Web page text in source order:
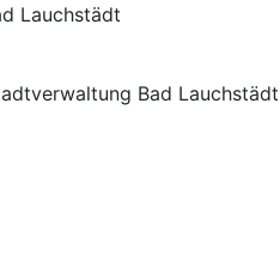
Lauchstädt
Bad Lauchstädt